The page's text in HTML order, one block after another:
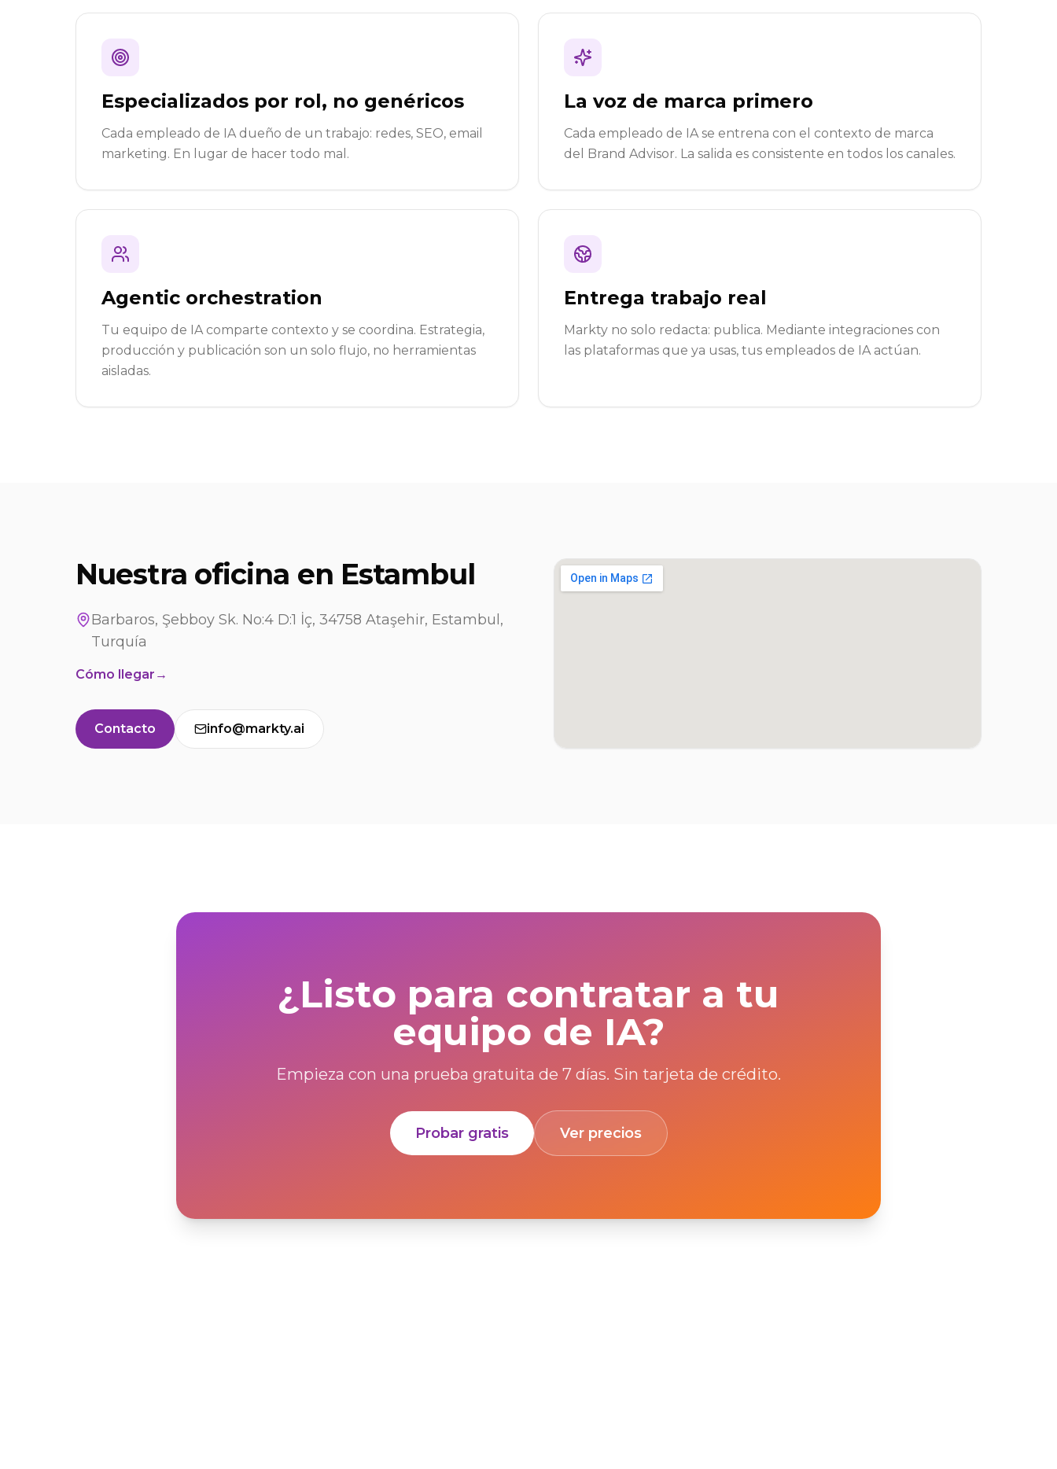
Especializados por rol, no genéricos
Cada empleado de IA dueño de un trabajo: redes, SEO, email
marketing. En lugar de hacer todo mal.
La voz de marca primero
Cada empleado de IA se entrena con el contexto de marca
del Brand Advisor. La salida es consistente en todos los canales.
Agentic orchestration
Tu equipo de IA comparte contexto y se coordina. Estrategia,
producción y publicación son un solo flujo, no herramientas
aisladas.
Entrega trabajo real
Markty no solo redacta: publica. Mediante integraciones con
las plataformas que ya usas, tus empleados de IA actúan.
Nuestra oficina en Estambul
Barbaros, Şebboy Sk. No:4 D:1 İç, 34758 Ataşehir, Estambul,
Turquía
Cómo llegar →
Contacto info@markty.ai
¿Listo para contratar a tu
equipo de IA?
Empieza con una prueba gratuita de 7 días. Sin tarjeta de crédito.
Probar gratis Ver precios